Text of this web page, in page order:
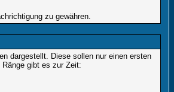
zu gewähren.
dargestellt. Diese sollen nur einen ersten
gibt es zur Zeit: